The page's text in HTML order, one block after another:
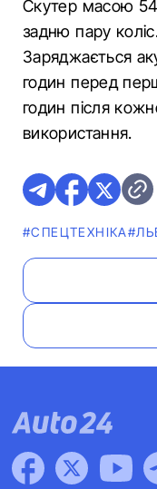
Скутер масою 54
задню пару
Заряджається
годин перед
годин після
використання.
#СПЕЦТЕХНІКА